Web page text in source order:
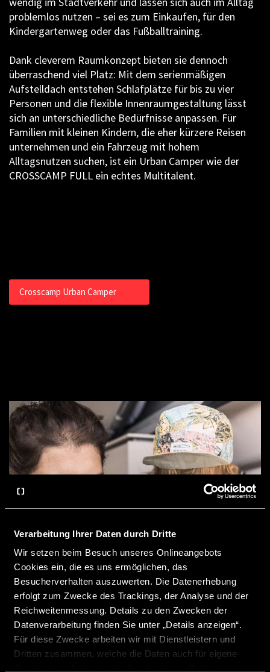
Verarbeitung Ihrer Daten durch Dritte
Wir setzen beim Besuch unseres Onlineangebots
Cookies ein, die es uns ermöglichen, das
Besucherverhalten auszuwerten. Die Datenerhebung
erfolgt zum Zwecke des Trackings, der Analyse und der
Reichweitenmessung. Details zu den Zwecken der
Datenverarbeitung finden Sie unter „Details anzeigen“.
Für diese Zwecke arbeiten wir mit Dienstleistern und
Dritten zusammen, welche die Daten auch für eigene
problemlos nutzen – sei es zum Einkaufen, für den
Kindergartenweg oder das Fußballtraining.
Dank cleverem Raumkonzept bieten sie dennoch
überraschend viel Platz: Mit dem serienmäßigen
Aufstelldach entstehen Schlafplätze für bis zu vier
Personen und die flexible Innenraumgestaltung lässt
sich an unterschiedliche Bedürfnisse anpassen. Für
Familien mit kleinen Kindern, die eher kürzere Reisen
unternehmen und ein Fahrzeug mit hohem
Alltagsnutzen suchen, ist ein Urban Camper wie der
CROSSCAMP FULL ein echtes Multitalent.
Crosscamp Urban Camper